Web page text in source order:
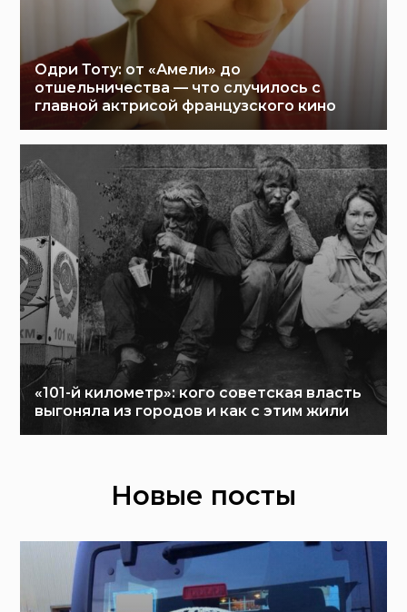
Одри Тоту: от «Амели» до
отшельничества — что случилось с
главной актрисой французского кино
«101-й километр»: кого советская власть
выгоняла из городов и как с этим жили
Новые посты